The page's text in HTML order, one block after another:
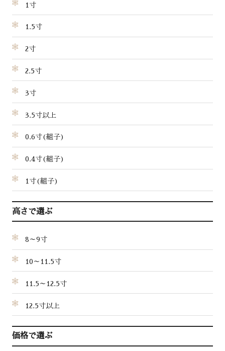
1寸
1.5寸
2寸
2.5寸
3寸
3.5寸以上
0.6寸(組子)
0.4寸(組子)
1寸(組子)
高さで選ぶ
8～9寸
10～11.5寸
11.5～12.5寸
12.5寸以上
価格で選ぶ